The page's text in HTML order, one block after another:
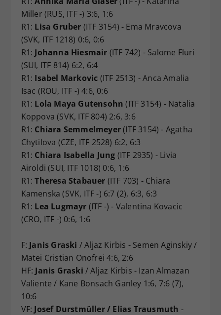
Miller (RUS, ITF -) 3:6, 1:6
R1: Lisa Gruber (ITF 3154) - Ema Mravcova
(SVK, ITF 1218) 0:6, 0:6
R1: Johanna Hiesmair (ITF 742) - Salome Fluri
(SUI, ITF 814) 6:2, 6:4
R1: Isabel Markovic (ITF 2513) - Anca Amalia
Isac (ROU, ITF -) 4:6, 0:6
R1: Lola Maya Gutensohn (ITF 3154) - Natalia
Koppova (SVK, ITF 804) 2:6, 3:6
R1: Chiara Semmelmeyer(ITF 3154) - Agatha
Chytilova (CZE, ITF 2528) 6:2, 6:3
R1: Chiara Isabella Jung (ITF 2935) - Livia
Airoldi (SUI, ITF 1018) 0:6, 1:6
R1:Theresa Stabauer (ITF 703) - Chiara
Kamenska (SVK, ITF -) 6:7 (2), 6:3, 6:3
R1: Lea Lugmayr (ITF -) - Valentina Kovacic
(CRO, ITF -) 0:6, 1:6
F: Janis Graski / Aljaz Kirbis - Semen Aginskiy /
Matei Cristian Onofrei 4:6, 2:6
HF: Janis Graski / Aljaz Kirbis - Izan Almazan
Valiente / Kane Bonsach Ganley 1:6, 7:6 (7),
10:6
VF: Josef Durstmüller / Elias Trausmuth -